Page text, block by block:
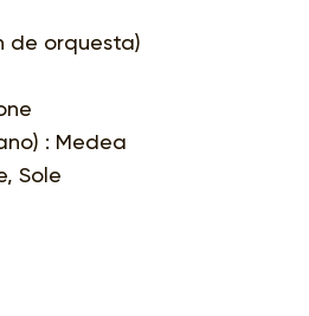
de orquesta)
: Medea
Sole